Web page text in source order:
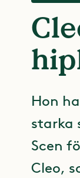
Hon
starka
Scen
Cleo,